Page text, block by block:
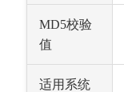
MD5校验
值
适用系统